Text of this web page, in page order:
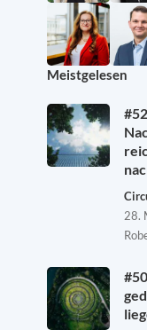
Meistgelesen
28.